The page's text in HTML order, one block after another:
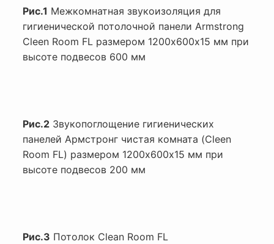
Рис.1 Межкомнатная звукоизоляция для
гигиенической потолочной панели Armstrong
Cleen Room FL размером 1200х600х15 мм при
высоте подвесов 600 мм
Рис.2 Звукопоглощение гигиенических
панелей Армстронг чистая комната (Cleen
Room FL) размером 1200х600х15 мм при
высоте подвесов 200 мм
Рис.3 Потолок Clean Room FL